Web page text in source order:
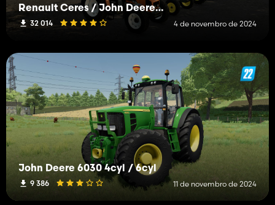
Renault Ceres / John Deere 3000 Pack
32 014 4 de novembro de 2024
John Deere 6030 4cyl / 6cyl
9 386 11 de novembro de 2024